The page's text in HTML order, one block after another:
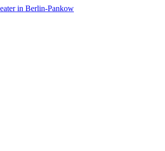
in Berlin‑Pankow